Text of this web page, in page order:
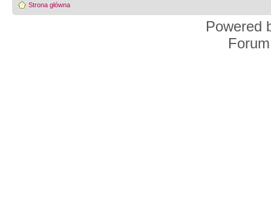
Strona główna
Powered